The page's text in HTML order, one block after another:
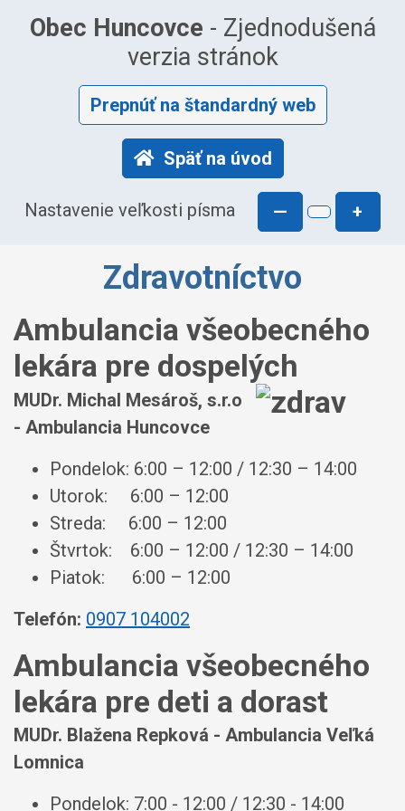
Obec Huncovce - Zjednodušená
verzia stránok
Prepnúť na štandardný web
Späť na úvod
Nastavenie veľkosti písma — +
Zdravotníctvo
Ambulancia všeobecného
lekára pre dospelých
MUDr. Michal Mesároš, s.r.o
- Ambulancia Huncovce
Pondelok: 6:00 – 12:00 / 12:30 – 14:00
Utorok: 6:00 – 12:00
Streda: 6:00 – 12:00
Štvrtok: 6:00 – 12:00 / 12:30 – 14:00
Piatok: 6:00 – 12:00
Telefón: 0907 104002
Ambulancia všeobecného
lekára pre deti a dorast
MUDr. Blažena Repková - Ambulancia Veľká
Lomnica
Pondelok: 7:00 - 12:00 / 12:30 - 14:00